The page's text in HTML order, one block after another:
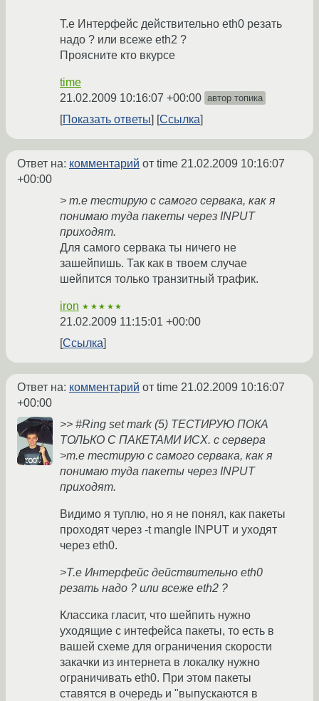
Т.е Интерфейс действительно eth0 резать
надо ? или всеже eth2 ?
Проясните кто вкурсе
time
21.02.2009 10:16:07 +00:00 автор топика
Показать ответы Ссылка
Ответ на: комментарий от time 21.02.2009 10:16:07
+00:00
> т.е тестирую с самого сервака, как я
понимаю туда пакеты через INPUT
приходят.
Для самого сервака ты ничего не
зашейпишь. Так как в твоем случае
шейпится только транзитный трафик.
iron ★★★★★
21.02.2009 11:15:01 +00:00
Ссылка
Ответ на: комментарий от time 21.02.2009 10:16:07
+00:00
>> #Ring set mark (5) ТЕСТИРУЮ ПОКА
ТОЛЬКО С ПАКЕТАМИ ИСХ. с сервера
>т.е тестирую с самого сервака, как я
понимаю туда пакеты через INPUT
приходят.
Видимо я туплю, но я не понял, как пакеты
проходят через -t mangle INPUT и уходят
через eth0.
>Т.е Интерфейс действительно eth0
резать надо ? или всеже eth2 ?
Классика гласит, что шейпить нужно
уходящие с интефейса пакеты, то есть в
вашей схеме для ограничения скорости
закачки из интернета в локалку нужно
ограничивать eth0. При этом пакеты
ставятся в очередь и "выпускаются в